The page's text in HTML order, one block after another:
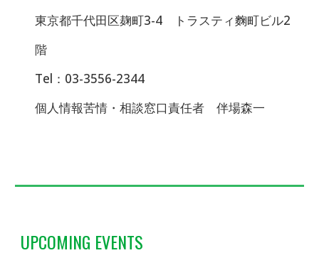
東京都千代田区麹町3-4 トラスティ麴町ビル2
階
Tel：03-3556-2344
個人情報苦情・相談窓口責任者 伴場森一
UPCOMING EVENTS